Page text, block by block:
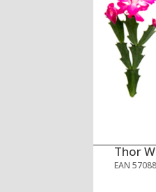
Thor
EAN